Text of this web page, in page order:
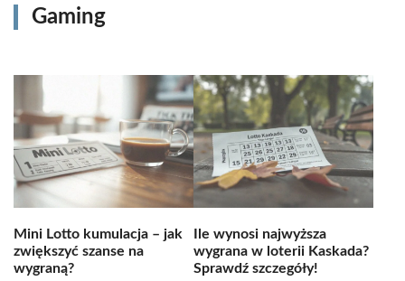
Gaming
Mini Lotto kumulacja – jak
zwiększyć szanse na
wygraną?
Ile wynosi najwyższa
wygrana w loterii Kaskada?
Sprawdź szczegóły!